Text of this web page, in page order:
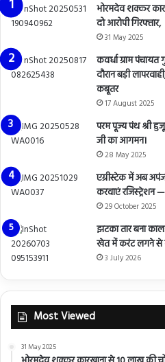
भोरमदेव शक्कर
दो आरोपी गिरफ्तार,
31 May 2025
कवर्धा ग्राम
दौरान बड़ी
कबूतर
17 August 2025
परम पूज्य पंथ श्री
जी का आगमन।
28 May 2025
एग्रीस्टेक में अब
करवाएं रजिस्ट्रेशन
29 October 2025
झटका तार बना
खेत में करंट लगने से
3 July 2026
Most Viewed
31 May 2025